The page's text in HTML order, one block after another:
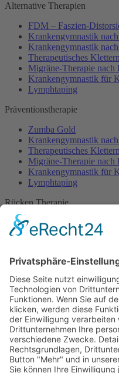
Alternative Therapien
FDM – Faszien-
Krankengymnastik
Krankengymnastik
Therapeutisches Klettern
Migräne-Therapie nach
Krankengymnastik für
Lymphtaping
Präventionstherapie
Zumba Gold
Krankengymnastik
Therapeutisches Klettern
Migräne-Therapie nach
Krankengymnastik für
Lymphtaping
Rücken Therapie
Therapeutisches Klettern
Entspannungstraining
Zumba Gold
Rückbildungsgymnastik
Kinder Therapie
Krankengymnastik
Krankengymnastik
Krankengymnastik für
Therapeuten
Kontakt